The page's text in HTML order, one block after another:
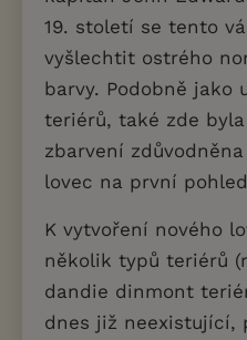
19. století se tento
vyšlechtit ostrého
barvy. Podobně jako
teriérů, také zde
zbarvení
lovec na první
K vytvoření nového
několik typů teriérů
dandie dinmont
dnes již neexistující,